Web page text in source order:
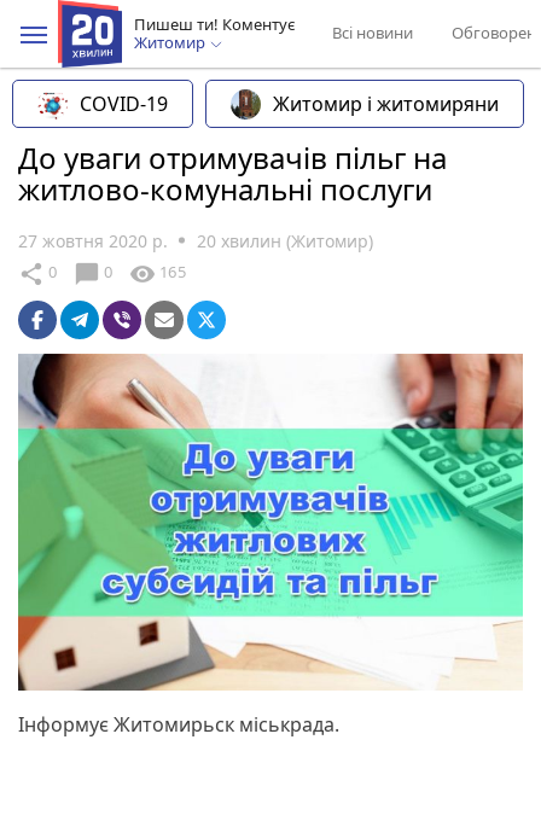
Пишеш ти! Коментує
Житомир
Всі новини
COVID-19 Житомир і житомиряни
До уваги отримувачів пільг на
житлово-комунальні послуги
27 жовтня 2020 р. 20 хвилин (Житомир)
share 0 chat_bubble 0 visibility 165
Інформує Житомирьск міськрада.